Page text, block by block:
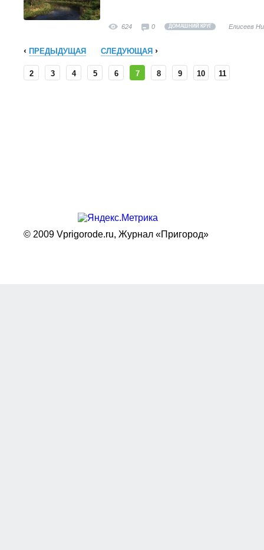
624 0 ДОМАШНИЙ КРУГ Елисеев
ПРЕДЫДУЩАЯ СЛЕДУЮЩАЯ
2 3 4 5 6 7 8 9 10 11
© 2009 Vprigorode.ru, Журнал «Пригород»